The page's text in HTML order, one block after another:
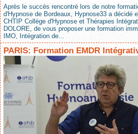
Après le succès rencontré lors de notre
d'Hypnose de Bordeaux, Hypnose33 a décidé
CHTIP Collège d'Hypnose et Thérapies
DOLORE, de vous proposer une formation
IMO, Intégration de...
PARIS: Formation EMDR